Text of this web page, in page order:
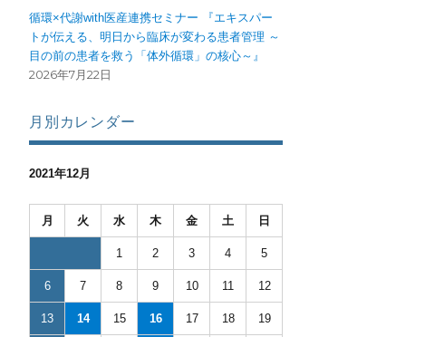
を考える研修会” の
循環×代謝with医産連携セミナー 『エキスパー
トが伝える、明日から臨床が変わる患者管理 ～
目の前の患者を救う「体外循環」の核心～』
2026年7月22日
月別カレンダー
2021年12月
月 火 水 木 金 土 日
1 2 3 4 5
6 7 8 9 10 11 12
13 14 15 16 17 18 19